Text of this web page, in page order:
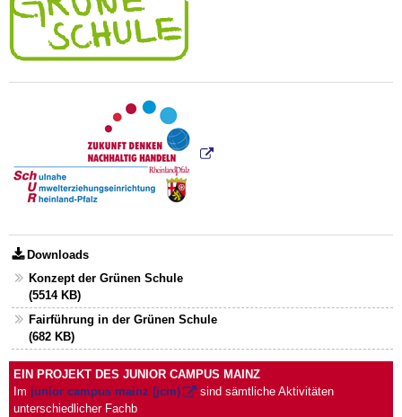
Downloads
Konzept der Grünen Schule
(5514 KB)
Fairführung in der Grünen Schule
(682 KB)
EIN PROJEKT DES JUNIOR CAMPUS MAINZ
Im junior campus mainz (jcm)
sind sämtliche Aktivitäten
unterschiedlicher Fachb